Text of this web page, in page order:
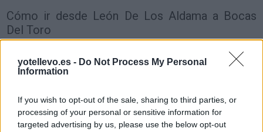
yotellevo.es - Do Not Process My Personal
Information
If you wish to opt-out of the sale, sharing to third parties, or
processing of your personal or sensitive information for
targeted advertising by us, please use the below opt-out
Cómo ir desde León De Los Aldama a Bocas
Del Toro